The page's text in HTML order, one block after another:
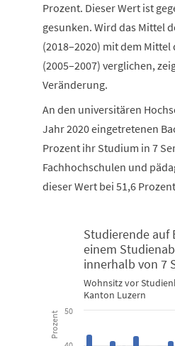
Prozent. Dieser Wert ist
gesunken. Wird das Mittel
(2018–2020) mit dem
(2005–2007) verglichen,
Veränderung.
An den universitären
Jahr 2020 eingetretenen
Prozent ihr Studium in 7
Fachhochschulen und
dieser Wert bei 51,6
Studierende auf Bachelorstufe
Bar chart with 16 bars.
Wohnsitz vor Studienbeginn im
View as data table,
Prozent
Studierende
einem
innerhalb von 7
Wohnsitz vor
Kanton Luzern
50